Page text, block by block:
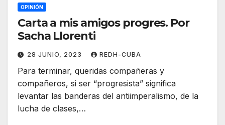
OPINIÓN
Carta a mis amigos progres. Por
Sacha Llorenti
28 JUNIO, 2023 REDH-CUBA
Para terminar, queridas compañeras y
compañeros, si ser “progresista” significa
levantar las banderas del antiimperalismo, de la
lucha de clases,…